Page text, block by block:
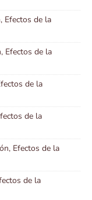
Efectos de la
Efectos de la
de la
de la
Efectos de la
de la